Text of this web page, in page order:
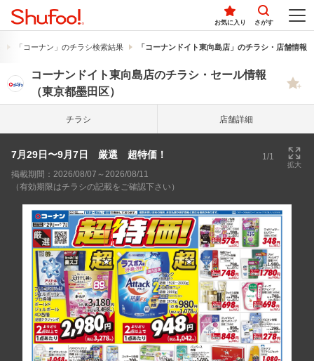
お気に入り さがす
「コーナン」のチラシ検索結果 「コーナンドイト東向島店」のチラシ・店舗情報
コーナンドイト東向島店のチラシ・セール情報
（東京都墨田区）
チラシ 店舗詳細
7月29日〜9月7日 厳選 超特価！ 1/1
拡大
掲載期間：2026/08/07～2026/08/11
（有効期限はチラシの記載をご確認下さい）